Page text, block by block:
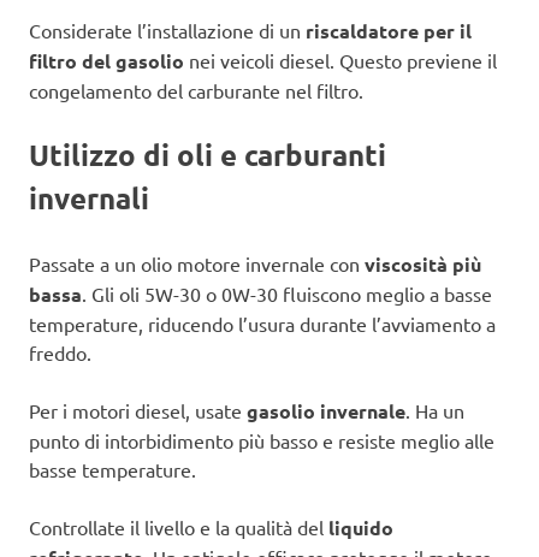
Considerate l’installazione di un riscaldatore per il
filtro del gasolio nei veicoli diesel. Questo previene il
congelamento del carburante nel filtro.
Utilizzo di oli e carburanti
invernali
Passate a un olio motore invernale con viscosità più
bassa . Gli oli 5W-30 o 0W-30 fluiscono meglio a basse
temperature, riducendo l’usura durante l’avviamento a
freddo.
Per i motori diesel, usate gasolio invernale . Ha un
punto di intorbidimento più basso e resiste meglio alle
basse temperature.
Controllate il livello e la qualità del liquido